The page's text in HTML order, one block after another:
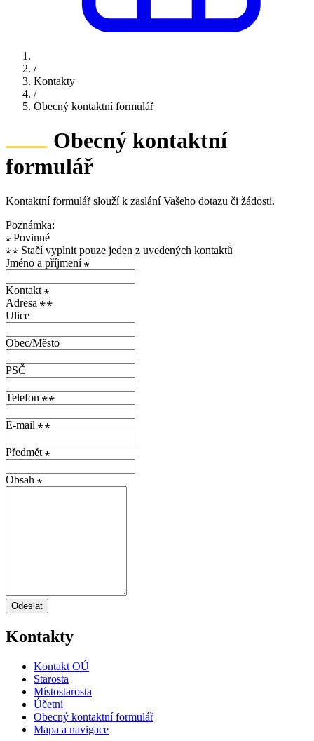
/
Kontakty
/
Obecný kontaktní formulář
Obecný kontaktní
formulář
Kontaktní formulář slouží k zaslání Vašeho dotazu či žádosti.
Poznámka:
Povinné
Stačí vyplnit pouze jeden z uvedených kontaktů
Jméno a příjmení
Kontakt
Adresa
Ulice
Obec/Město
PSČ
Telefon
E-mail
Předmět
Obsah
Odeslat
Kontakty
Kontakt OÚ
Starosta
Místostarosta
Účetní
Obecný kontaktní formulář
Mapa a navigace